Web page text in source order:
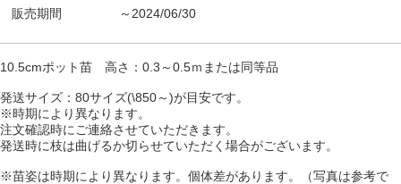
販売期間
～2024/06/30
10.5cmポット苗 高さ：0.3～0.5ｍまたは同等品
発送サイズ：80サイズ(\850～)が目安です。
※時期により異なります。
注文確認時にご連絡させていただきます。
発送時に枝は曲げるか切らせていただく場合がございます。
※苗姿は時期により異なります。個体差があります。（写真は参考で